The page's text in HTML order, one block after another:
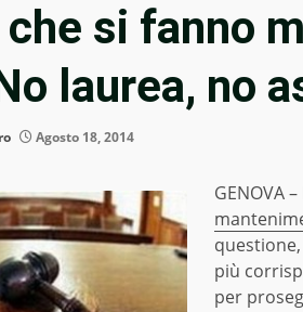
che si fanno
laurea, no
Agosto 18, 2014
GENOVA –
più
per